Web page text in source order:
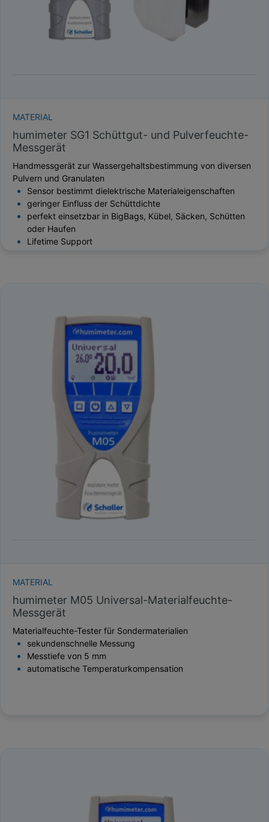
MATERIAL
humimeter SG1 Schüttgut- und Pulverfeuchte-
Messgerät
Handmessgerät zur Wassergehaltsbestimmung von diversen
Pulvern und Granulaten
Sensor bestimmt dielektrische Materialeigenschaften
geringer Einfluss der Schüttdichte
perfekt einsetzbar in BigBags, Kübel, Säcken, Schütten
oder Haufen
Lifetime Support
MATERIAL
humimeter M05 Universal-Materialfeuchte-
Messgerät
Materialfeuchte-Tester für Sondermaterialien
sekundenschnelle Messung
Messtiefe von 5 mm
automatische Temperaturkompensation